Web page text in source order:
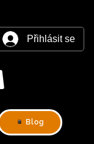
Přihlásit se
Blog